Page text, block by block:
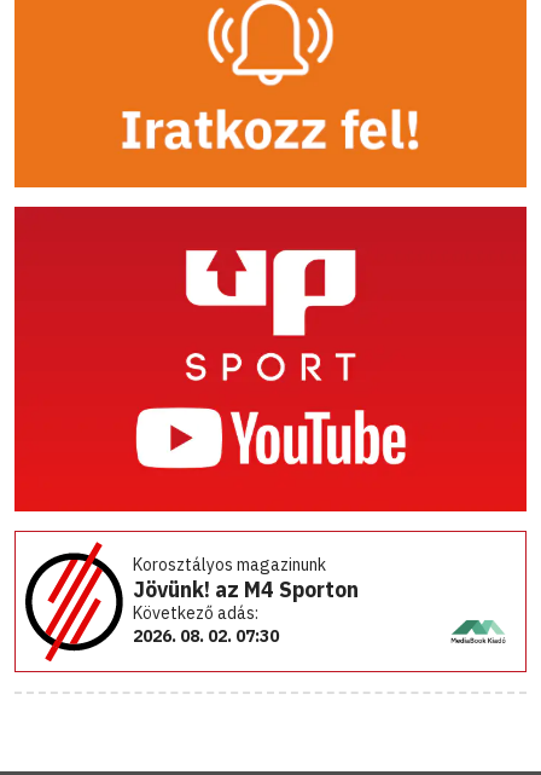
Korosztályos magazinunk
Jövünk! az M4 Sporton
Következő adás:
2026. 08. 02. 07:30